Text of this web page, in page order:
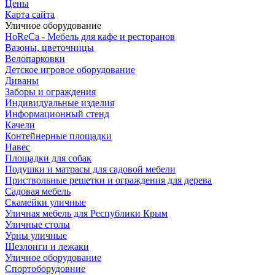
Цены
Карта сайта
Уличное оборудование
HoReCa - Мебель для кафе и ресторанов
Вазоны, цветочницы
Велопарковки
Детское игровое оборудование
Диваны
Заборы и ограждения
Индивидуальные изделия
Информационный стенд
Качели
Контейнерные площадки
Навес
Площадки для собак
Подушки и матрасы для садовой мебели
Приствольные решетки и ограждения для дерева
Садовая мебель
Скамейки уличные
Уличная мебель для Республики Крым
Уличные столы
Урны уличные
Шезлонги и лежаки
Уличное оборудование
Спортоборудовние